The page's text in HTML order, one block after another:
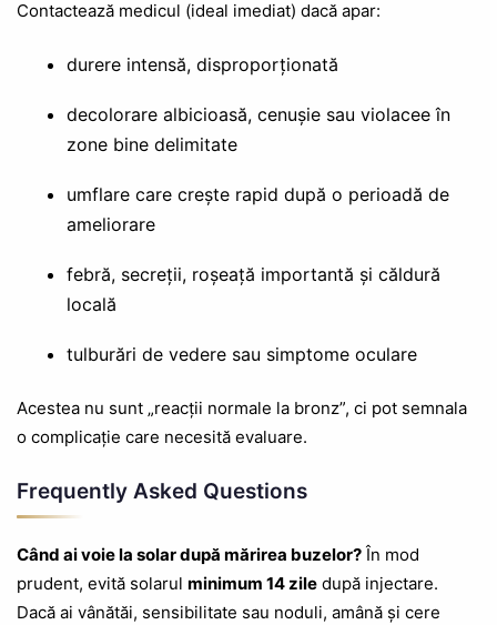
Contactează medicul (ideal imediat) dacă apar:
durere intensă, disproporționată
decolorare albicioasă, cenușie sau violacee în
zone bine delimitate
umflare care crește rapid după o perioadă de
ameliorare
febră, secreții, roșeață importantă și căldură
locală
tulburări de vedere sau simptome oculare
Acestea nu sunt „reacții normale la bronz”, ci pot semnala
o complicație care necesită evaluare.
Frequently Asked Questions
Când ai voie la solar după mărirea buzelor? În mod
prudent, evită solarul minimum 14 zile după injectare.
Dacă ai vânătăi, sensibilitate sau noduli, amână și cere